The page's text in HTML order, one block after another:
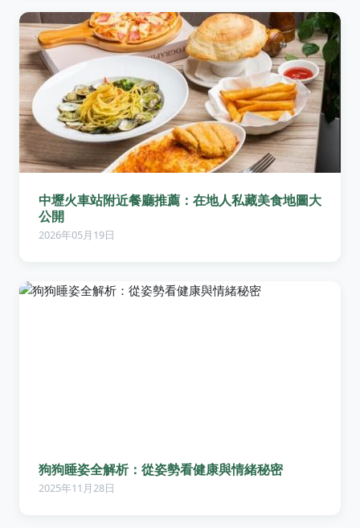
中壢火車站附近餐廳推薦：在地人私藏美食地圖大
公開
2026年05月19日
狗狗睡姿全解析：從姿勢看健康與情緒秘密
2025年11月28日